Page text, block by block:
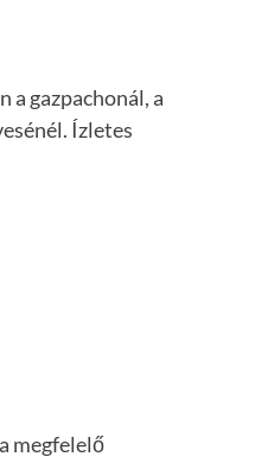
a gazpachonál, a
Ízletes
megfelelő